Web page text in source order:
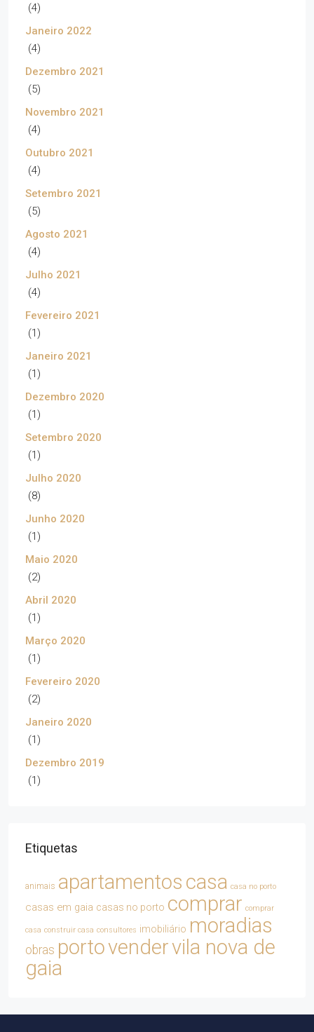
(4)
Janeiro 2022
(4)
Dezembro 2021
(5)
Novembro 2021
(4)
Outubro 2021
(4)
Setembro 2021
(5)
Agosto 2021
(4)
Julho 2021
(4)
Fevereiro 2021
(1)
Janeiro 2021
(1)
Dezembro 2020
(1)
Setembro 2020
(1)
Julho 2020
(8)
Junho 2020
(1)
Maio 2020
(2)
Abril 2020
(1)
Março 2020
(1)
Fevereiro 2020
(2)
Janeiro 2020
(1)
Dezembro 2019
(1)
Etiquetas
animais apartamentos casa casa no porto
casas em gaia casas no porto comprar comprar
casa construir casa consultores imobiliário moradias
obras portovendervila nova de
gaia